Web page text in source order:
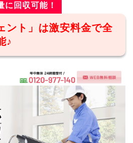
に回収可能！
ント」は激安料金で全
♪